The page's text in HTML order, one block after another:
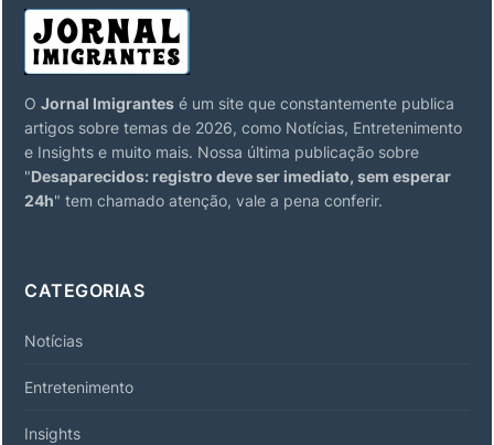
O Jornal Imigrantes é um site que constantemente publica
artigos sobre temas de 2026, como Notícias, Entretenimento
e Insights e muito mais. Nossa última publicação sobre
"Desaparecidos: registro deve ser imediato, sem esperar
24h" tem chamado atenção, vale a pena conferir.
CATEGORIAS
Notícias
Entretenimento
Insights